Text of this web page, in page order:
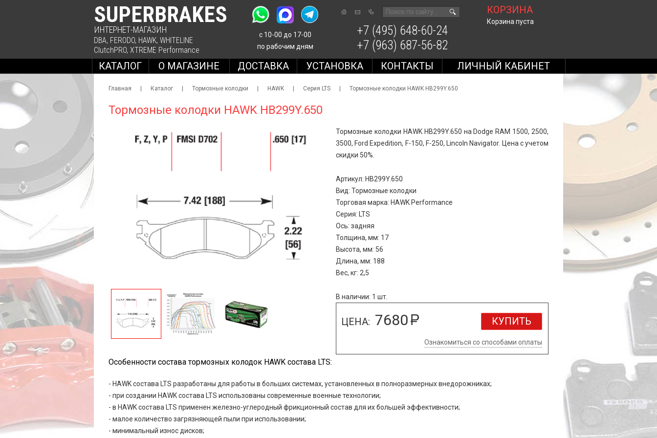
SUPERBRAKES
ИНТЕРНЕТ-МАГАЗИН
DBA, FERODO, HAWK, WHITELINE
ClutchPRO, XTREME Performance
с 10-00 до 17-00
по рабочим дням
🔍 КОРЗИНА
Корзина пуста
+7 (495) 648-60-24
+7 (963) 687-56-82
КАТАЛОГ О МАГАЗИНЕ ДОСТАВКА УСТАНОВКА КОНТАКТЫ ЛИЧНЫЙ КАБИНЕТ
Главная Каталог Тормозные колодки HAWK Серия LTS Тормозные колодки HAWK HB299Y.650
Тормозные колодки HAWK HB299Y.650
Тормозные колодки HAWK HB299Y.650 на Dodge RAM 1500, 2500,
3500, Ford Expedition, F-150, F-250, Lincoln Navigator. Цена с учетом
скидки 50%.
Артикул: HB299Y.650
Вид: Тормозные колодки
Торговая марка: HAWK Performance
Серия: LTS
Ось: задняя
Толщина, мм: 17
Высота, мм: 56
Длина, мм: 188
Вес, кг: 2,5
В наличии: 1 шт.
ЦЕНА: 7680 КУПИТЬ
Ознакомиться со способами оплаты
Особенности состава тормозных колодок HAWK состава LTS:
- HAWK состава LTS разработаны для работы в больших системах, установленных в полноразмерных внедорожниках;
- при создании HAWK состава LTS использованы современные военные технологии;
- в HAWK состава LTS применен железно-углеродный фрикционный состав для их большей эффективности;
- малое количество загрязняющей пыли при использовании;
- минимальный износ дисков;